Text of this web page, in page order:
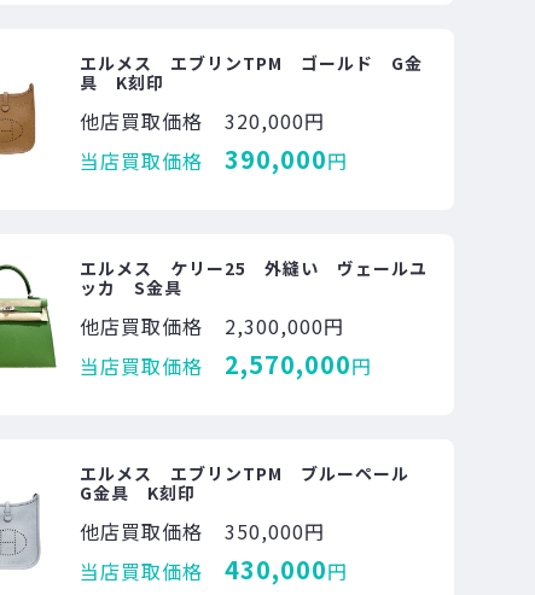
エルメス エブリンTPM ゴールド G金
具 K刻印
他店買取価格
320,000円
当店買取価格
390,000円
エルメス ケリー25 外縫い ヴェールユ
ッカ S金具
他店買取価格
2,300,000円
当店買取価格
2,570,000円
エルメス エブリンTPM ブルーペール
G金具 K刻印
他店買取価格
350,000円
当店買取価格
430,000円